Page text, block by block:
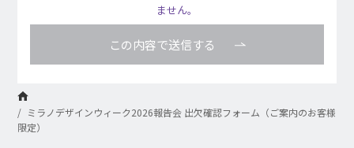
ません。
この内容で送信する
ミラノデザインウィーク2026報告会 出欠確認フォーム（ご案内のお客様
限定）